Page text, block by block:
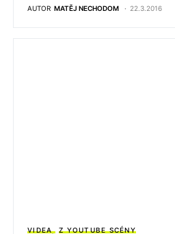
AUTOR MATĚJ NECHODOM 22.3.2016
VIDEA Z YOUTUBE SCÉNY